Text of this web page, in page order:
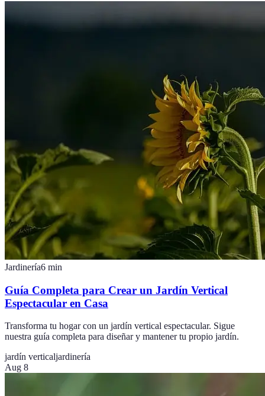
Jardinería6 min
Guía Completa para Crear un Jardín Vertical
Espectacular en Casa
Transforma tu hogar con un jardín vertical espectacular. Sigue
nuestra guía completa para diseñar y mantener tu propio jardín.
jardín verticaljardinería
Aug 8